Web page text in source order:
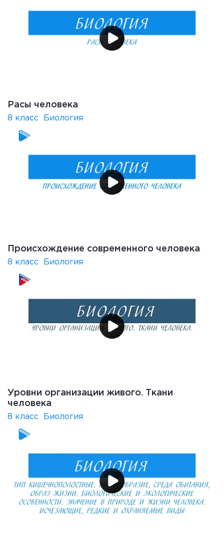
Расы человека
8 класс Биология
Происхождение современного человека
8 класс Биология
Уровни организации живого. Ткани
человека
8 класс Биология